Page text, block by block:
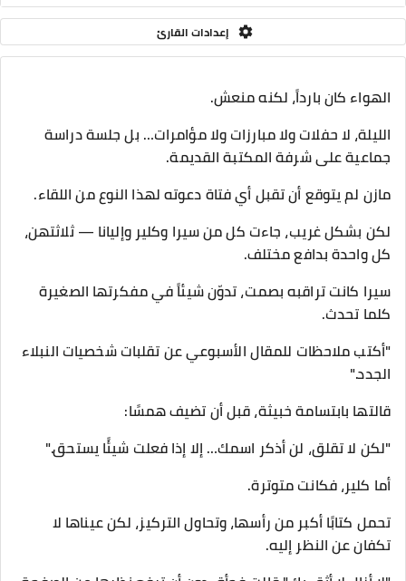
إعدادات القارئ
الهواء كان بارداً، لكنه منعش.
الليلة، لا حفلات ولا مبارزات ولا مؤامرات… بل جلسة دراسة
جماعية على شرفة المكتبة القديمة.
مازن لم يتوقع أن تقبل أي فتاة دعوته لهذا النوع من اللقاء.
لكن بشكل غريب، جاءت كل من سيرا وكلير وإليانا — ثلاثتهن،
كل واحدة بدافع مختلف.
سيرا كانت تراقبه بصمت، تدوّن شيئاً في مفكرتها الصغيرة
كلما تحدث.
"أكتب ملاحظات للمقال الأسبوعي عن تقلبات شخصيات النبلاء
الجدد."
قالتها بابتسامة خبيثة، قبل أن تضيف همسًا:
"لكن لا تقلق، لن أذكر اسمك… إلا إذا فعلت شيئًا يستحق."
أما كلير، فكانت متوترة.
تحمل كتابًا أكبر من رأسها، وتحاول التركيز، لكن عيناها لا
تكفان عن النظر إليه.